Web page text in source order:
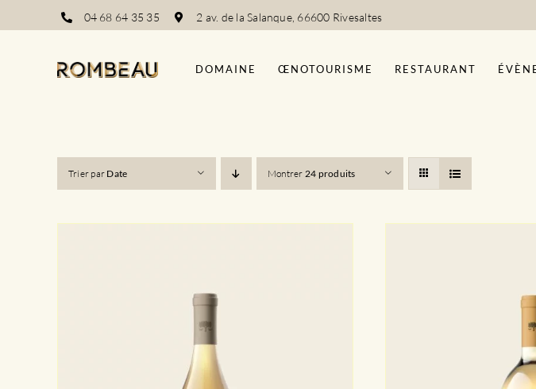
au
04 68 64 35 35 2 av. de la Salanque, 66600 Rivesaltes
DOMAINE ŒNOTOURISME RESTAURANT
Trier par Date Montrer 24 produits